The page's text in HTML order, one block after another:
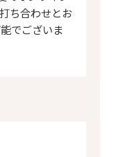
ち合わせとお
でございま